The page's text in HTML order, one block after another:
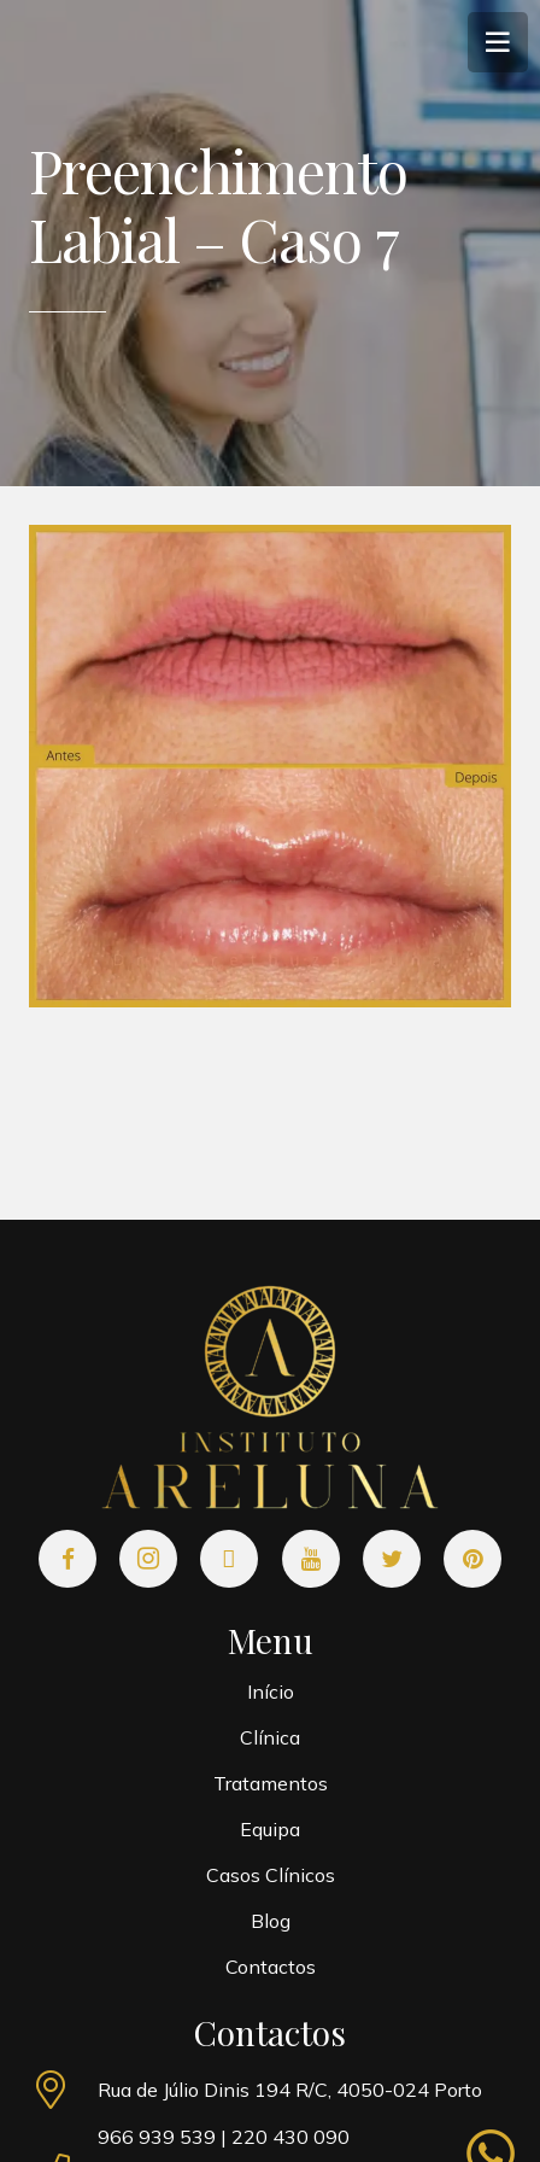
Preenchimento
Labial – Caso 7
Menu
Início
Clínica
Tratamentos
Equipa
Casos Clínicos
Blog
Contactos
Contactos
Rua de Júlio Dinis 194 R/C, 4050-024 Porto
966 939 539 | 220 430 090